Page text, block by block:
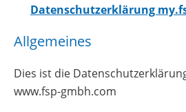
Datenschutzerklärung
Allgemeines
Dies ist die
www.fsp-gmbh.com